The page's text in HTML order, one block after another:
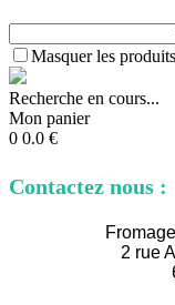
Masquer les
Recherche en cours...
Mon panier
0 0.0 €
Contactez nous :
2 rue